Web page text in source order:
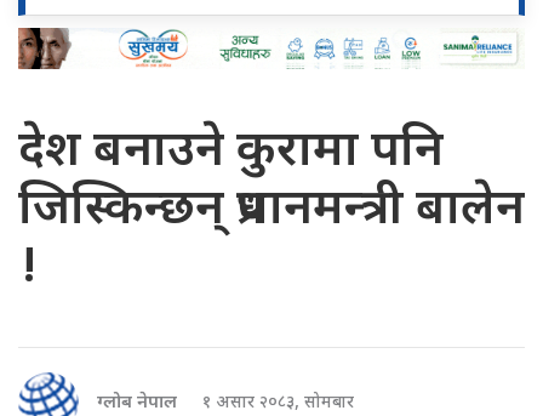
देश बनाउने कुरामा पनि
जिस्किन्छन् प्रधानमन्त्री बालेन
!
ग्लोब नेपाल १ असार २०८३, सोमबार